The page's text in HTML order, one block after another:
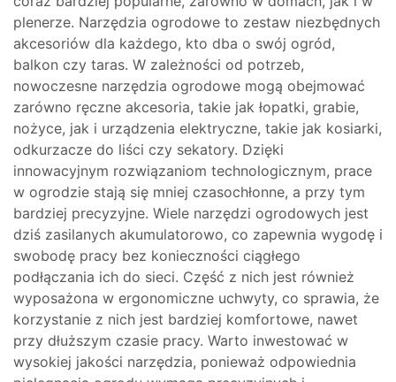
plenerze. Narzędzia ogrodowe to zestaw niezbędnych
akcesoriów dla każdego, kto dba o swój ogród,
balkon czy taras. W zależności od potrzeb,
nowoczesne narzędzia ogrodowe mogą obejmować
zarówno ręczne akcesoria, takie jak łopatki, grabie,
nożyce, jak i urządzenia elektryczne, takie jak kosiarki,
odkurzacze do liści czy sekatory. Dzięki
innowacyjnym rozwiązaniom technologicznym, prace
w ogrodzie stają się mniej czasochłonne, a przy tym
bardziej precyzyjne. Wiele narzędzi ogrodowych jest
dziś zasilanych akumulatorowo, co zapewnia wygodę i
swobodę pracy bez konieczności ciągłego
podłączania ich do sieci. Część z nich jest również
wyposażona w ergonomiczne uchwyty, co sprawia, że
korzystanie z nich jest bardziej komfortowe, nawet
przy dłuższym czasie pracy. Warto inwestować w
wysokiej jakości narzędzia, ponieważ odpowiednia